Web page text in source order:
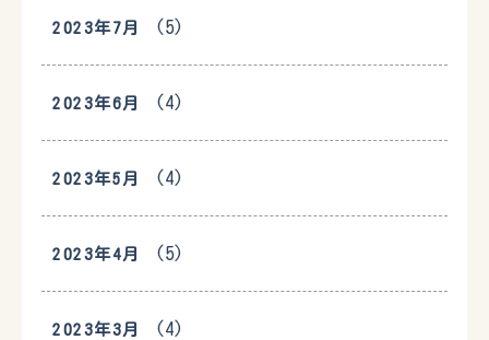
2023年7月 (5)
2023年6月 (4)
2023年5月 (4)
2023年4月 (5)
2023年3月 (4)